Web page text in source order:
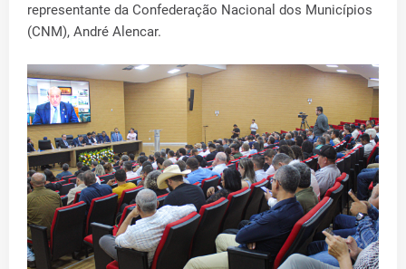
representante da Confederação Nacional dos Municípios
(CNM), André Alencar.